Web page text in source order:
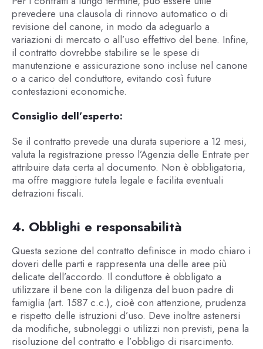
prevedere una clausola di rinnovo automatico o di
revisione del canone, in modo da adeguarlo a
variazioni di mercato o all’uso effettivo del bene. Infine,
il contratto dovrebbe stabilire se le spese di
manutenzione e assicurazione sono incluse nel canone
o a carico del conduttore, evitando così future
contestazioni economiche.
Consiglio dell’esperto:
Se il contratto prevede una durata superiore a 12 mesi,
valuta la registrazione presso l’Agenzia delle Entrate per
attribuire data certa al documento. Non è obbligatoria,
ma offre maggiore tutela legale e facilita eventuali
detrazioni fiscali.
4. Obblighi e responsabilità
Questa sezione del contratto definisce in modo chiaro i
doveri delle parti e rappresenta una delle aree più
delicate dell’accordo. Il conduttore è obbligato a
utilizzare il bene con la diligenza del buon padre di
famiglia (art. 1587 c.c.), cioè con attenzione, prudenza
e rispetto delle istruzioni d’uso. Deve inoltre astenersi
da modifiche, subnoleggi o utilizzi non previsti, pena la
risoluzione del contratto e l’obbligo di risarcimento.